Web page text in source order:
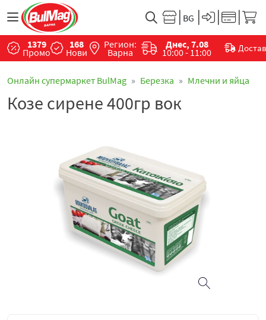
1379
Промо
168
Нови
Регион:
Варна
Днес, 7.08
10:00 - 11:00
Онлайн супермаркет BulMag Березка Млечни и яйца
Козе сирене 400гр вок